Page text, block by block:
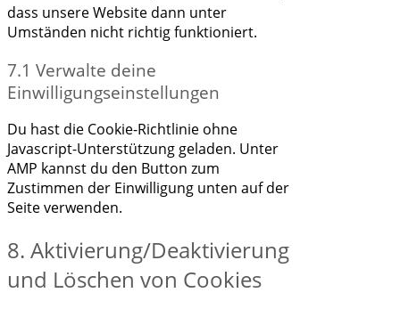
dass unsere Website dann unter
Umständen nicht richtig funktioniert.
7.1 Verwalte deine
Einwilligungseinstellungen
Du hast die Cookie-Richtlinie ohne
Javascript-Unterstützung geladen. Unter
AMP kannst du den Button zum
Zustimmen der Einwilligung unten auf der
Seite verwenden.
8. Aktivierung/Deaktivierung
und Löschen von Cookies